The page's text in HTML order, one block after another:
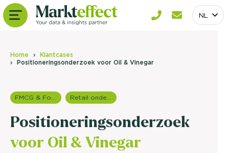
NL
Home
Klantcases
Positioneringsonderzoek voor Oil & Vinegar
FMCG & Food branche Retail onderzoek
Positioneringsonderzoek
voor Oil & Vinegar